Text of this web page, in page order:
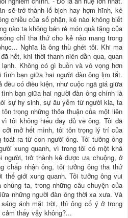
sẽ trở thành lố bịch hay hợm hĩnh, kẻ
chiều của số phận, kẻ nào không biết
nào ta không bán rẻ món quà tặng của
chỉ tha thứ cho kẻ nào mang trong
Nghĩa là ông thù ghét tôi. Khi ma
hết, khi thời thanh niên dần qua, quan
Không có gì buồn và vô vọng hơn
bạn giữa hai người đàn ông lịm tắt.
có điều kiện, như cuộc ngã giá giữa
bạn giữa hai người đàn ông chính là
sự hy sinh, sự âu yếm từ người kia, ta
trọng những thỏa thuận của một liên
tôi không hiểu đầy đủ về ông. Tôi đã
cởi mở hết mình, tôi tôn trọng lý trí của
ra từ con người ông. Tôi tưởng ông
xung quanh, vì trong tôi có một khả
người, trở thành kẻ được ưa chuộng, ở
chấp nhận ông, tôi tưởng ông tha thứ
giới xung quanh. Tôi tưởng ông vui
ta, trong những câu chuyện của
những người đàn ông thời xa xưa. Và
ánh mặt trời, thì ông cố ý ở trong
thấy vậy không?...